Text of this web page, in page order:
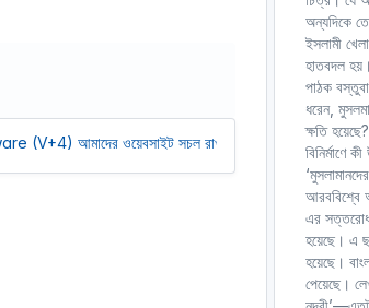
আমাদের ওয়েবসাইট সচল রাখতে আমাদের অর্থ সাহায্য করুন।
অন্যদিকে
ইসলামী
হাতবদল
পাঠক
ধরেন,
ক্ষতি
বিনির্মাণে
আরববিশ্বে
এর
হয়েছে। এ
হয়েছে।
পেয়েছে।